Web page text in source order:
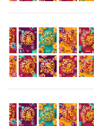
技
職
場
生
時